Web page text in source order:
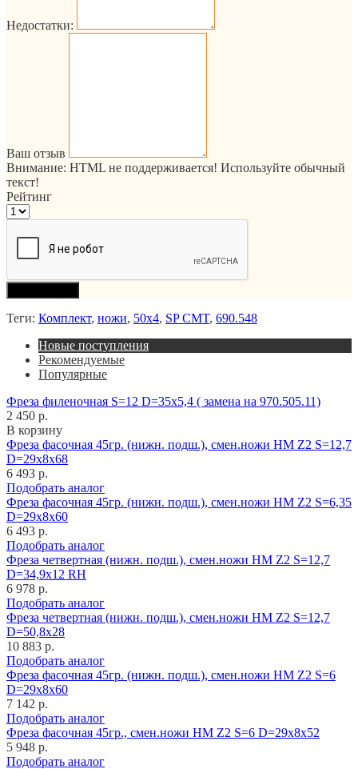
Недостатки:
Ваш отзыв
Внимание: HTML не поддерживается! Используйте обычный
текст!
Рейтинг
Теги: Комплект, ножи, 50x4, SP CMT, 690.548
Новые поступления
Рекомендуемые
Популярные
Фреза филеночная S=12 D=35x5,4 ( замена на 970.505.11)
2 450 р.
В корзину
Фреза фасочная 45гр. (нижн. подш.), смен.ножи HM Z2 S=12,7
D=29x8x68
6 493 р.
Подобрать аналог
Фреза фасочная 45гр. (нижн. подш.), смен.ножи HM Z2 S=6,35
D=29x8x60
6 493 р.
Подобрать аналог
Фреза четвертная (нижн. подш.), смен.ножи HM Z2 S=12,7
D=34,9x12 RH
6 978 р.
Подобрать аналог
Фреза четвертная (нижн. подш.), смен.ножи HM Z2 S=12,7
D=50,8x28
10 883 р.
Подобрать аналог
Фреза фасочная 45гр. (нижн. подш.), смен.ножи HM Z2 S=6
D=29x8x60
7 142 р.
Подобрать аналог
Фреза фасочная 45гр., смен.ножи HM Z2 S=6 D=29x8x52
5 948 р.
Подобрать аналог